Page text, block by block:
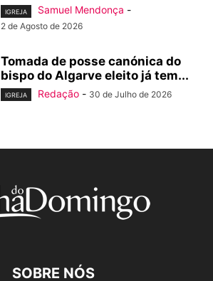
IGREJA Samuel Mendonça -
2 de Agosto de 2026
Tomada de posse canónica do
bispo do Algarve eleito já tem...
IGREJA Redação - 30 de Julho de 2026
SOBRE NÓS